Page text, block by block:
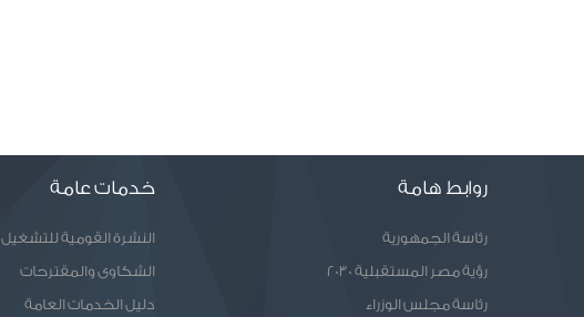
روابط هامة
رئاسة الجمهورية
رؤية مصر المستقبلية 2030
رئاسة مجلس الوزراء
خدمات عامة
النشرة القومية للتشغيل
الشكاوى والمقترحات
دليل الخدمات العامة